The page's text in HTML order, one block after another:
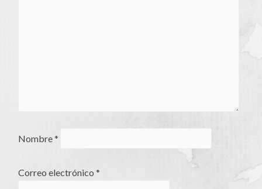
Nombre*
Correo electrónico*